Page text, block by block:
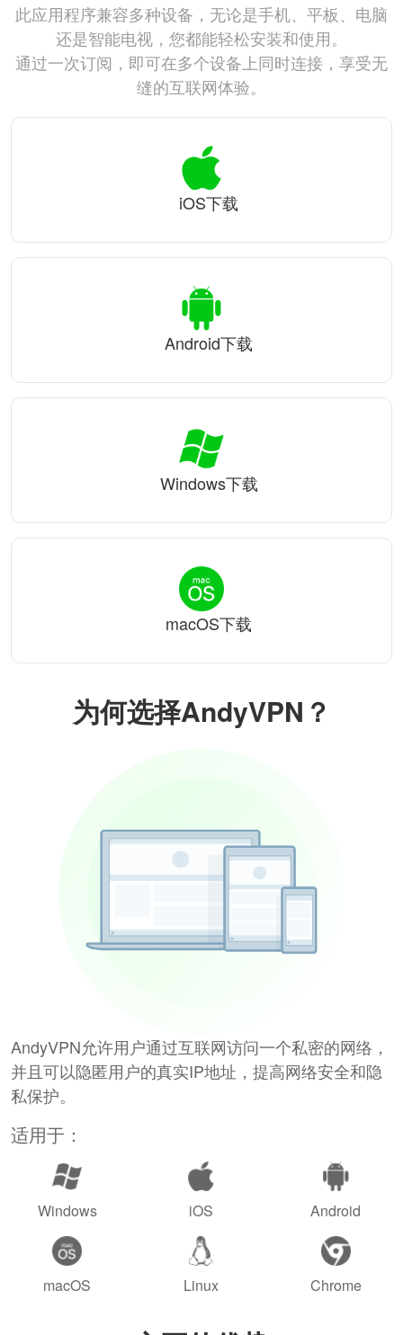
为何选择AndyVPN？
AndyVPN允许用户通过互联网访问一个私密的网络，
并且可以隐匿用户的真实IP地址，提高网络安全和隐
私保护。
适用于：
Windows iOS Android
macOS Linux Chrome
此应用程序兼容多种设备，无论是手机、平板、电脑
还是智能电视，您都能轻松安装和使用。
通过一次订阅，即可在多个设备上同时连接，享受无
缝的互联网体验。
iOS下载
Android下载
Windows下载
macOS下载